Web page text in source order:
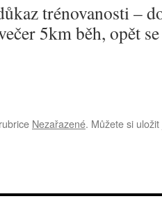
trénovanosti –
5km běh, opět
Nezařazené. Můžete si